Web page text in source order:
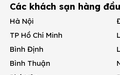
Các khách sạn hàng đầu
Hà Nội
TP Hồ Chí Minh
Bình Định
Bình Thuận